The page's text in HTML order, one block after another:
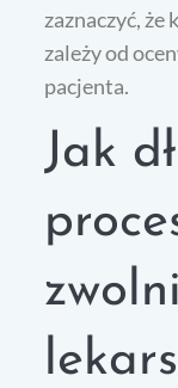
zaznaczyć,
zależy od
pacjenta.
Jak